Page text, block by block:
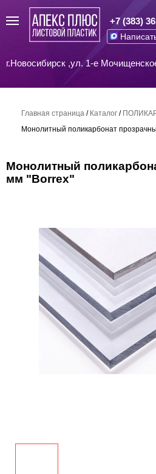
+7 (383)
г.Новосибирск ,ул. 1-е
Главная страница / Каталог /
Монолитный поликарбонат
Монолитный
мм "Borrex"